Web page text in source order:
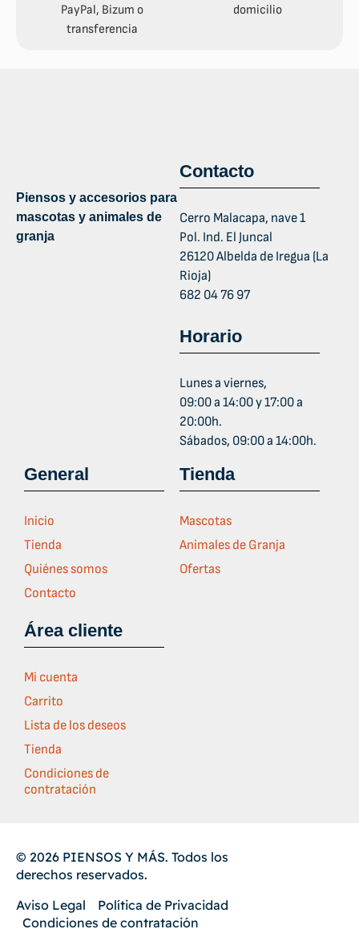
PayPal, Bizum o
transferencia
domicilio
Piensos y accesorios para
mascotas y animales de
granja
Contacto
Cerro Malacapa, nave 1
Pol. Ind. El Juncal
26120 Albelda de Iregua (La
Rioja)
682 04 76 97
Horario
Lunes a viernes,
09:00 a 14:00 y 17:00 a
20:00h.
Sábados, 09:00 a 14:00h.
General
Inicio
Tienda
Quiénes somos
Contacto
Área cliente
Mi cuenta
Carrito
Lista de los deseos
Tienda
Condiciones de
contratación
Tienda
Mascotas
Animales de Granja
Ofertas
© 2026 PIENSOS Y MÁS. Todos los
derechos reservados.
Aviso Legal
Política de Privacidad
Condiciones de contratación